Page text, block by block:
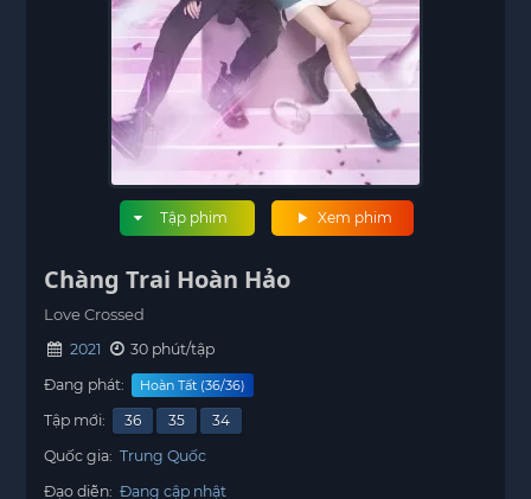
Xem phim
Tập phim
Chàng Trai Hoàn Hảo
Love Crossed
2021
30 phút/tập
Đang phát:
Hoàn Tất (36/36)
Tập mới: 36 35
34
Quốc gia: Trung Quốc
Đạo diễn: Đang cập nhật